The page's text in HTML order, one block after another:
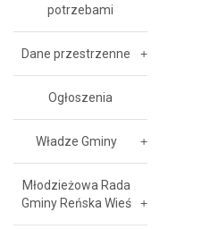
potrzebami
Dane przestrzenne
Ogłoszenia
Władze Gminy
Młodzieżowa Rada
Gminy Reńska Wieś